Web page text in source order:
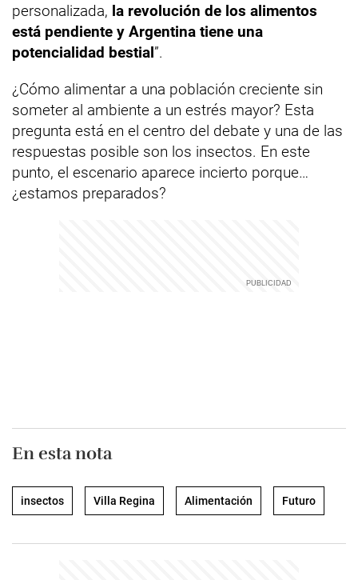
personalizada, la revolución de los alimentos
está pendiente y Argentina tiene una
potencialidad bestial”.
¿Cómo alimentar a una población creciente sin
someter al ambiente a un estrés mayor? Esta
pregunta está en el centro del debate y una de las
respuestas posible son los insectos. En este
punto, el escenario aparece incierto porque…
¿estamos preparados?
En esta nota
insectos Villa Regina Alimentación Futuro